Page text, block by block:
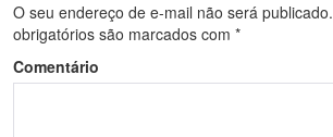
O seu endereço de e-mail não será publicado.
obrigatórios são marcados com *
Comentário